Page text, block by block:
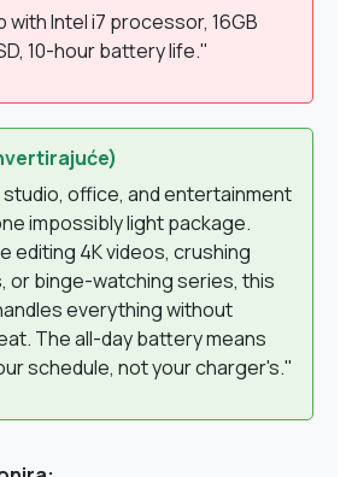
with Intel i7 processor, 16GB
10-hour battery life."
office, and entertainment
impossibly light package.
editing 4K videos, crushing
or binge-watching series, this
everything without
The all-day battery means
schedule, not your charger's."